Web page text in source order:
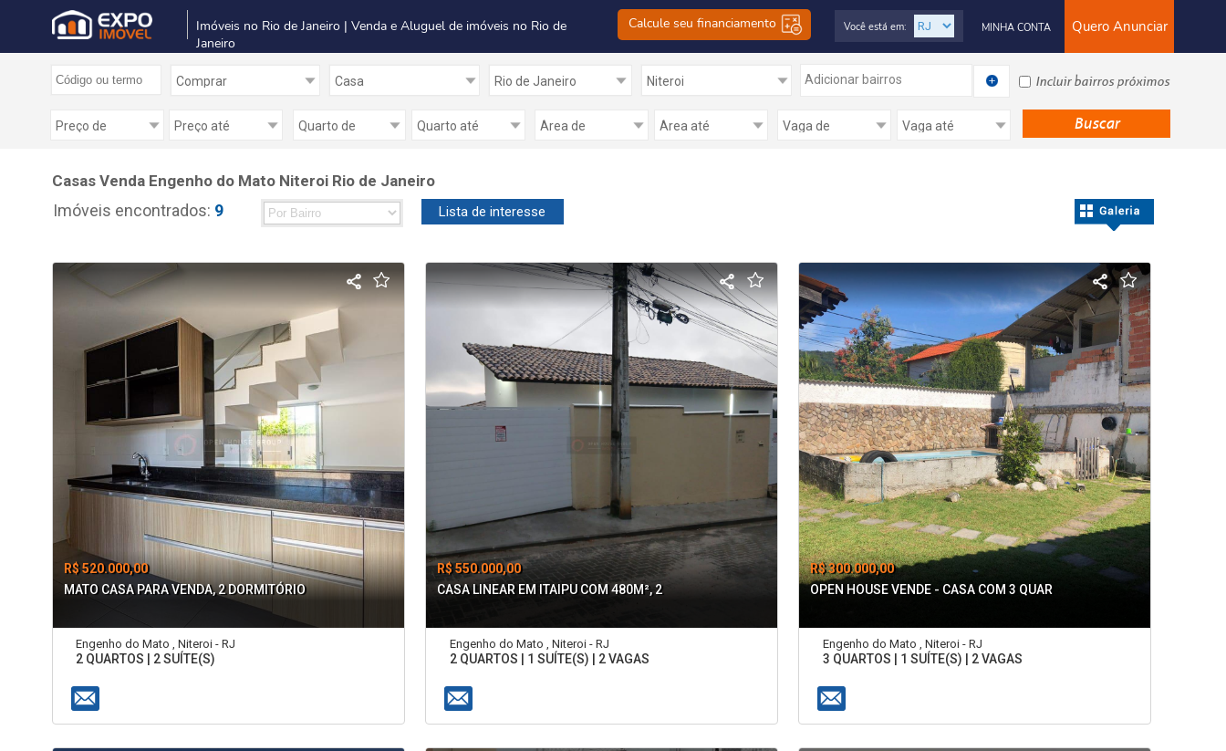
Imóveis no Rio de Janeiro | Venda e Aluguel de imóveis no Rio de
Janeiro
Calcule seu financiamento Quero Anunciar
MINHA CONTA
Você está em:
Adicionar bairros Incluir bairros próximos
Casas Venda Engenho do Mato Niteroi Rio de Janeiro
Imóveis encontrados: 9 Lista de interesse
R$ 520.000,00
MATO CASA PARA VENDA, 2 DORMITÓRIO
Engenho do Mato , Niteroi - RJ
2 QUARTOS | 2 SUÍTE(S)
R$ 550.000,00
CASA LINEAR EM ITAIPU COM 480M², 2
Engenho do Mato , Niteroi - RJ
2 QUARTOS | 1 SUÍTE(S) | 2 VAGAS
R$ 300.000,00
OPEN HOUSE VENDE - CASA COM 3 QUAR
Engenho do Mato , Niteroi - RJ
3 QUARTOS | 1 SUÍTE(S) | 2 VAGAS